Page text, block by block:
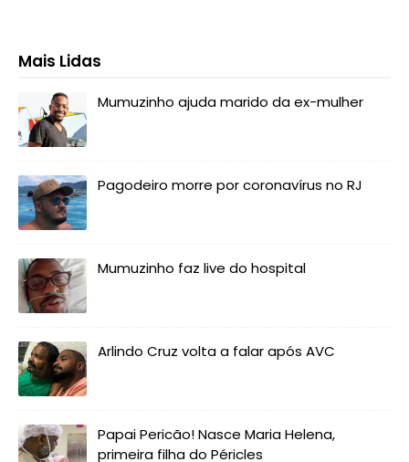
Mais Lidas
Mumuzinho ajuda marido da ex-mulher
Pagodeiro morre por coronavírus no RJ
Mumuzinho faz live do hospital
Arlindo Cruz volta a falar após AVC
Papai Pericão! Nasce Maria Helena,
primeira filha do Péricles